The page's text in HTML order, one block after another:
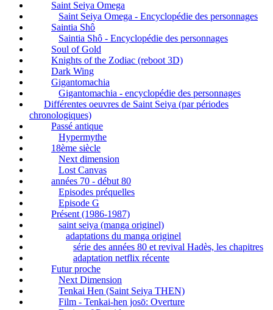
Saint Seiya Omega
Saint Seiya Omega - Encyclopédie des personnages
Saintia Shô
Saintia Shô - Encyclopédie des personnages
Soul of Gold
Knights of the Zodiac (reboot 3D)
Dark Wing
Gigantomachia
Gigantomachia - encyclopédie des personnages
Différentes oeuvres de Saint Seiya (par périodes
chronologiques)
Passé antique
Hypermythe
18ème siècle
Next dimension
Lost Canvas
années 70 - début 80
Episodes préquelles
Episode G
Présent (1986-1987)
saint seiya (manga originel)
adaptations du manga originel
série des années 80 et revival Hadès, les chapitres
adaptation netflix récente
Futur proche
Next Dimension
Tenkai Hen (Saint Seiya THEN)
Film - Tenkai-hen josō: Overture